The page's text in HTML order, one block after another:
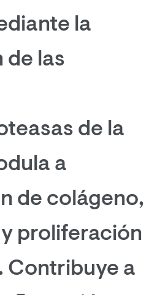
la
de las
de la
a
de colágeno,
proliferación
Contribuye a